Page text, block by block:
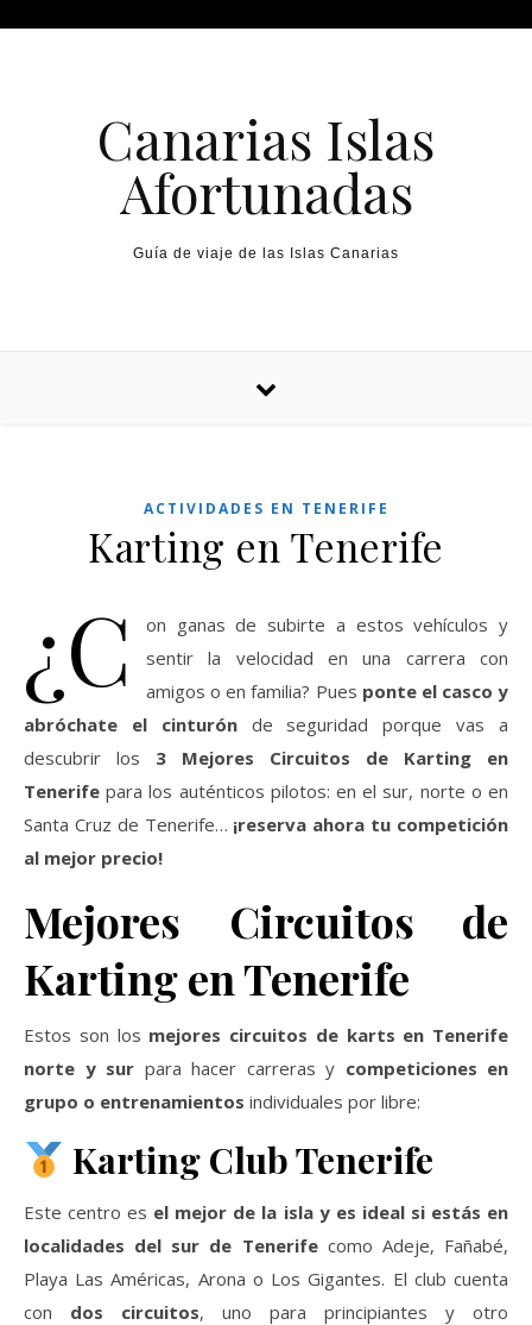
Canarias Islas
Afortunadas
Guía de viaje de las Islas Canarias
ACTIVIDADES EN TENERIFE
Karting en Tenerife
¿C
on ganas de subirte a estos vehículos y
sentir la velocidad en una carrera con
amigos o en familia? Pues ponte el casco y
abróchate el cinturónde seguridad porque vas a
descubrir los 3 Mejores Circuitos de Karting en
Tenerife para los auténticos pilotos: en el sur, norte o en
Santa Cruz de Tenerife… ¡reserva ahora tu competición
al mejor precio!
Mejores Circuitos de
Karting en Tenerife
Estos son los mejores circuitos de karts en Tenerife
norte y sur para hacer carreras y competiciones en
grupo o entrenamientos individuales por libre:
Karting Club Tenerife
Este centro es el mejor de la isla y es ideal si estás en
localidades del sur de Tenerifecomo Adeje, Fañabé,
Playa Las Américas, Arona o Los Gigantes. El club cuenta
con dos circuitos, uno para principiantes y otro